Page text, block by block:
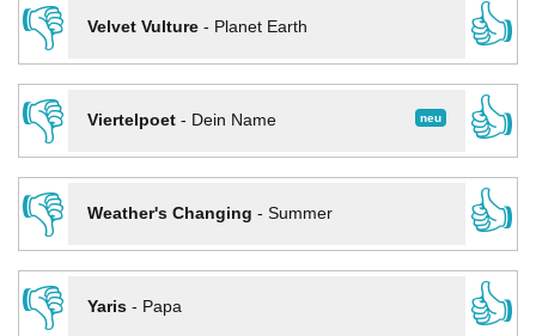
👎
Velvet Vulture- Planet Earth
👍
👎
neu
Viertelpoet- Dein Name
👍
👎
Weather's Changing - Summer
👍
👎
Yaris- Papa 👍